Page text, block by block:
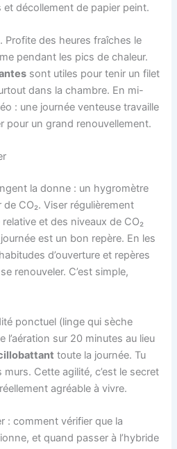
et décollement de papier peint.
Profite des heures fraîches le
pendant les pics de chaleur.
sont utiles pour tenir un filet
dans la chambre. En mi-
: une journée venteuse travaille
pour un grand renouvellement.
la donne : un hygromètre
CO₂. Viser régulièrement
et des niveaux de CO₂
est un bon repère. En les
d’ouverture et repères
renouveler. C’est simple,
ponctuel (linge qui sèche
l’aération sur 20 minutes au lieu
toute la journée. Tu
murs. Cette agilité, c’est le secret
agréable à vivre.
: comment vérifier que la
et quand passer à l’hybride